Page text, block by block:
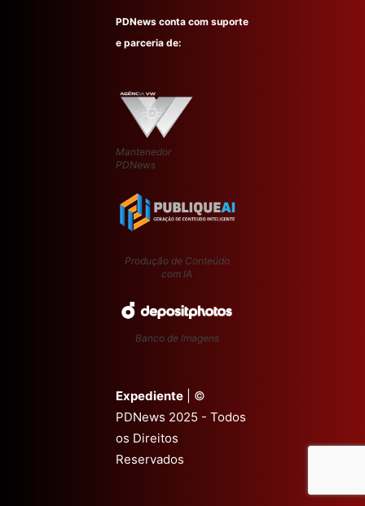
PDNews conta com suporte
e parceria de:
Mantenedor
PDNews
Produção de Conteúdo
com IA
Banco de Imagens
Expediente | ©
PDNews 2025 - Todos
os Direitos
Reservados